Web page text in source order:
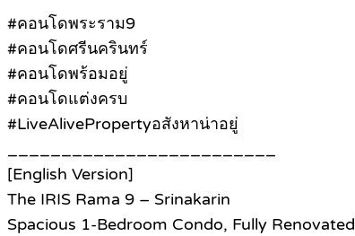
#คอนโดพระราม9
#คอนโดศรีนครินทร์
#คอนโดพร้อมอยู่
#คอนโดแต่งครบ
#LiveAlivePropertyอสังหาน่าอยู่
[English Version]
The IRIS Rama 9 – Srinakarin
Spacious 1-Bedroom Condo, Fully